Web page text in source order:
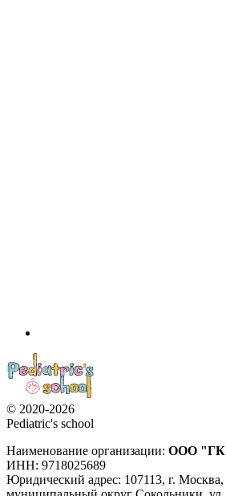
© 2020-2026
Pediatric's school
Наименование организации: ООО
ИНН: 9718025689
Юридический адрес: 107113, г. Москва,